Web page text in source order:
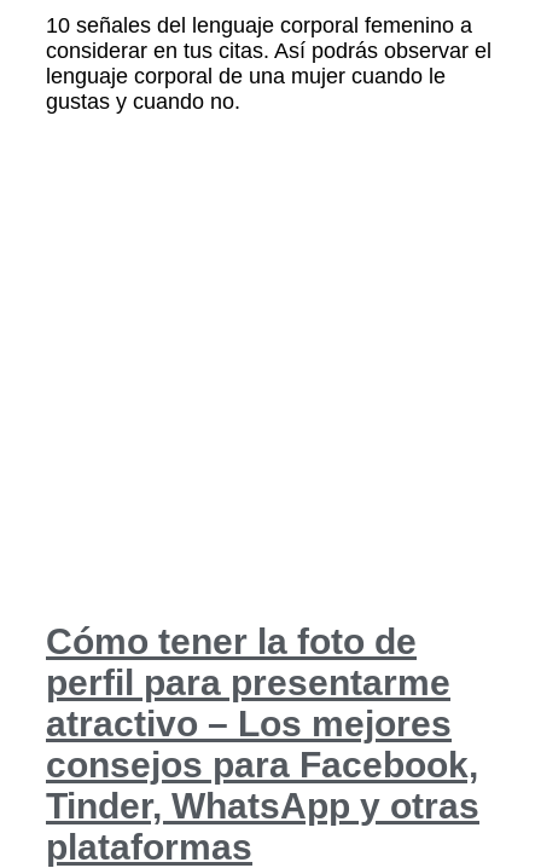
10 señales del lenguaje corporal femenino a
considerar en tus citas. Así podrás observar el
lenguaje corporal de una mujer cuando le
gustas y cuando no.
Cómo tener la foto de
perfil para presentarme
atractivo – Los mejores
consejos para Facebook,
Tinder, WhatsApp y otras
plataformas